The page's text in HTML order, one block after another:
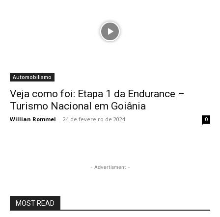
Automobilismo
Veja como foi: Etapa 1 da Endurance –
Turismo Nacional em Goiânia
Willian Rommel - 24 de fevereiro de 2024 0
- Advertisment -
MOST READ